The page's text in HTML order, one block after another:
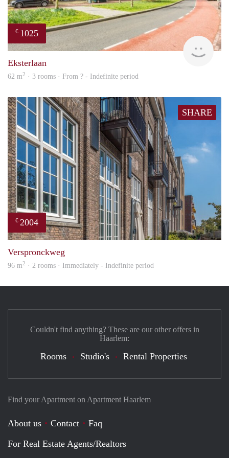
€ 1025
Eksterlaan
62 m2 · 3 rooms · From ? - Indefinite period
SHARE
€ 2004
Verspronckweg
96 m2 · 2 rooms · Immediately - Indefinite period
Find your Apartment on Apartment Haarlem
About us Contact
Faq
For Real Estate Agents/Realtors
Couldn't find anything? These are our other offers in
Haarlem:
Rooms Studio's Rental Properties